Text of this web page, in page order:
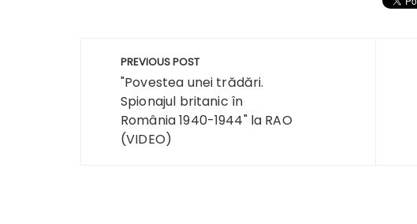
Navigare
articole
PREVIOUS POST
"Povestea unei trădări.
Spionajul britanic în
România 1940-1944" la RAO
(VIDEO)